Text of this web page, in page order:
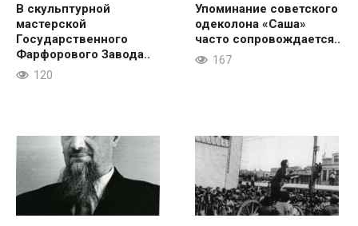
В скульптурной
мастерской
Государственного
Фарфорового Завода..
120
Упоминание советского
одеколона «Саша»
часто сопровождается..
167